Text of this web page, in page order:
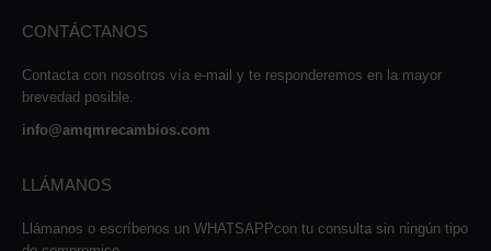
CONTÁCTANOS
Contacta con nosotros vía e-mail y te responderemos en la mayor
brevedad posible.
info@amqmrecambios.com
LLÁMANOS
Llámanos o escríbenos un WHATSAPPcon tu consulta sin ningún tipo